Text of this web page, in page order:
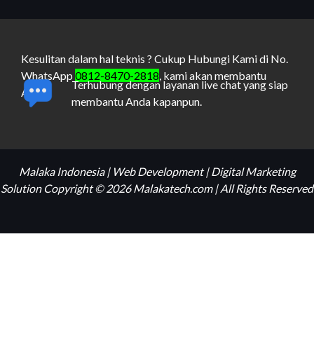
Kesulitan dalam hal teknis ? Cukup Hubungi Kami di No.
WhatsApp 0812-8470-2818 , kami akan membantu
Anda.
Terhubung dengan layanan live chat yang siap
membantu Anda kapanpun.
Malaka Indonesia | Web Development | Digital Marketing
Solution Copyright © 2026 Malakatech.com | All Rights Reserved